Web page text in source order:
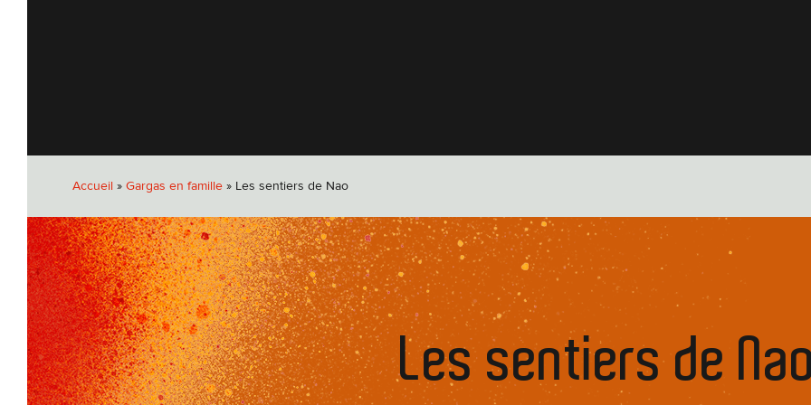
Accueil » Gargas en famille» Les sentiers de Nao
Les sentiers de